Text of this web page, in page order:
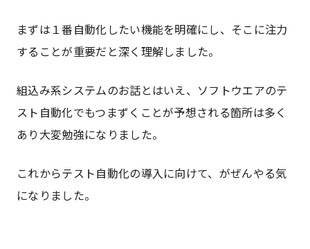
まずは１番自動化したい機能を明確にし、そこに注力
することが重要だと深く理解しました。
組込み系システムのお話とはいえ、ソフトウエアのテ
スト自動化でもつまずくことが予想される箇所は多く
あり大変勉強になりました。
これからテスト自動化の導入に向けて、がぜんやる気
になりました。